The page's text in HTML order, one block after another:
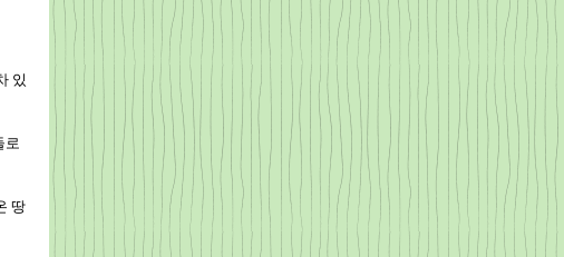
있
로
땅